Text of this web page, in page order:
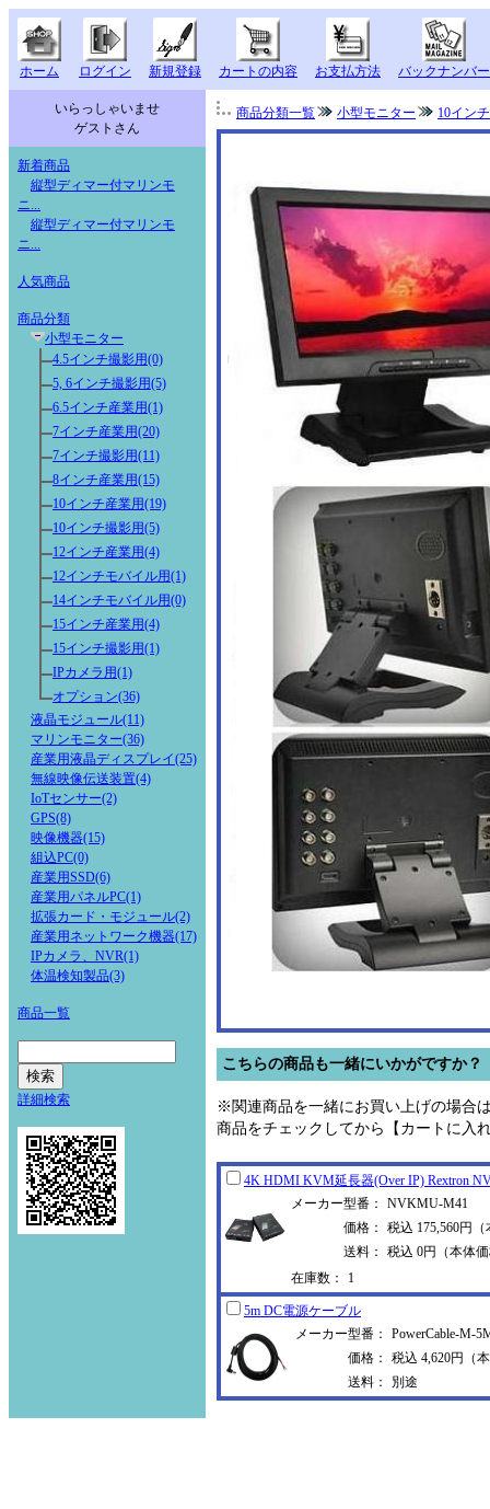
ホーム ログイン 新規登録 カートの内容 お支払方法 バックナンバー
いらっしゃいませ
ゲストさん
新着商品
縦型ディマー付マリンモ
ニ...
縦型ディマー付マリンモ
ニ...
人気商品
商品分類
小型モニター
4.5インチ撮影用(0)
5, 6インチ撮影用(5)
6.5インチ産業用(1)
7インチ産業用(20)
7インチ撮影用(11)
8インチ産業用(15)
10インチ産業用(19)
10インチ撮影用(5)
12インチ産業用(4)
12インチモバイル用(1)
14インチモバイル用(0)
15インチ産業用(4)
15インチ撮影用(1)
IPカメラ用(1)
オプション(36)
液晶モジュール(11)
マリンモニター(36)
産業用液晶ディスプレイ(25)
無線映像伝送装置(4)
IoTセンサー(2)
GPS(8)
映像機器(15)
組込PC(0)
産業用SSD(6)
産業用パネルPC(1)
拡張カード・モジュール(2)
産業用ネットワーク機器(17)
IPカメラ、NVR(1)
体温検知製品(3)
商品一覧
詳細検索
商品分類一覧 小型モニター 10イン
こちらの商品も一緒にいかがですか？
※関連商品を一緒にお買い上げの場合
商品をチェックしてから【カートに入
4K HDMI KVM延長器(Over IP) Rextron
メーカー型番：
NVKMU-M41
価格：
税込 175,560円
送料：
税込 0円（本体
在庫数：
1
5m DC電源ケーブル
メーカー型番：
PowerCable-M-
価格：
税込 4,620円（
送料：
別途